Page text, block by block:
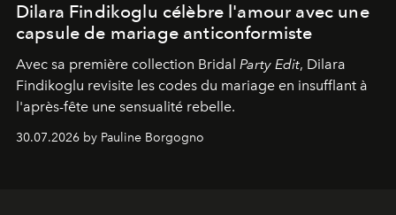
Dilara Findikoglu célèbre l'amour avec une
capsule de mariage anticonformiste
Avec sa première collection Bridal Party Edit, Dilara
Findikoglu revisite les codes du mariage en insufflant à
l'après-fête une sensualité rebelle.
30.07.2026 by Pauline Borgogno